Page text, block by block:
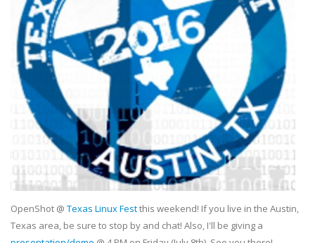
OpenShot @ Texas Linux Festthis weekend! If you live in the Austin,
Texas area, be sure to stop by and chat! Also, I'll be giving a